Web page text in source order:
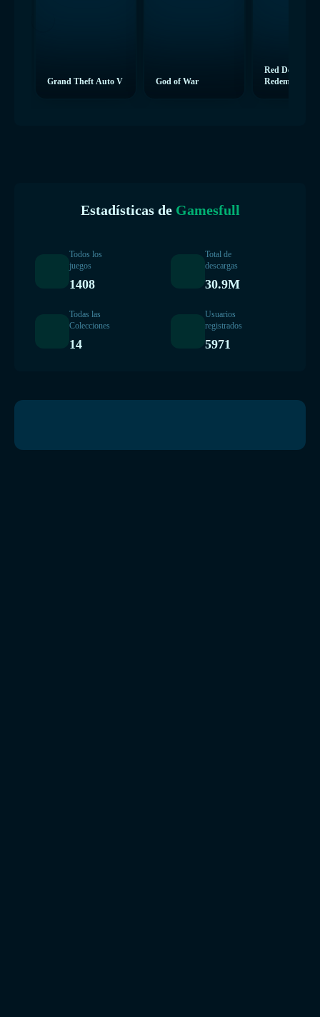
Grand Theft Auto V God of War
Red Dead
Redemption 2
Estadísticas de Gamesfull
Todos los
juegos
1408
Total de
descargas
30.9M
Todas las
Colecciones
14
Usuarios
registrados
5971